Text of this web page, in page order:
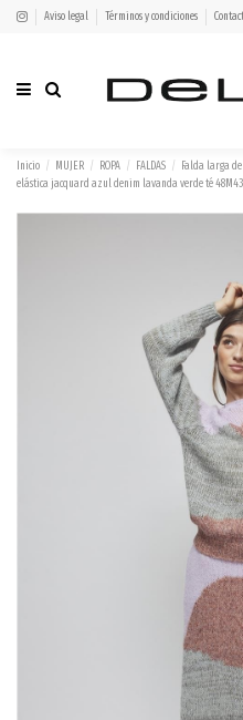
Aviso legal Términos y condiciones
Inicio MUJER ROPA FALDAS
Falda larga
elástica jacquard azul denim lavanda verde té